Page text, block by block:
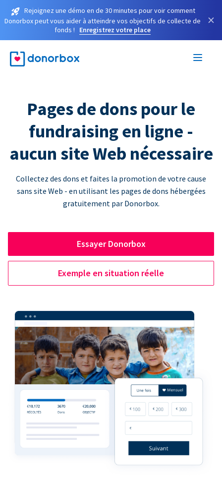
Rejoignez une démo en de 30 minutes pour voir comment
Donorbox peut vous aider à atteindre vos objectifs de collecte de
fonds !
Enregistrez votre place
×
Pages de dons pour le
fundraising en ligne -
aucun site Web nécessaire
Collectez des dons et faites la promotion de votre cause
sans site Web - en utilisant les pages de dons hébergées
gratuitement par Donorbox.
Essayer Donorbox
Exemple en situation réelle